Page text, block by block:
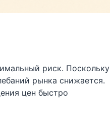
риск. Поскольку
рынка снижается.
цен быстро